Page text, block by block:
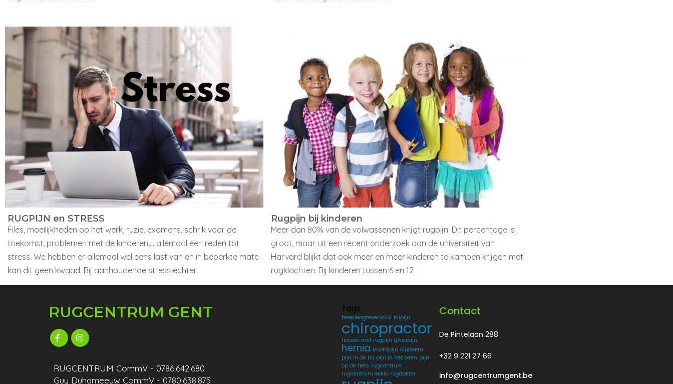
RUGPIJN en STRESS
Files, moeilijkheden op het werk, ruzie, examens, schrik voor de
toekomst, problemen met de kinderen,... allemaal een reden tot
stress. We hebben er allemaal wel eens last van en in beperkte mate
kan dit geen kwaad. Bij aanhoudende stress echter
Rugpijn bij kinderen
Meer dan 80% van de volwassenen krijgt rugpijn. Dit percentage is
groot, maar uit een recent onderzoek aan de universiteit van
Harvard blijkt dat ook meer en meer kinderen te kampen krijgen met
rugklachten. Bij kinderen tussen 6 en 12
RUGCENTRUM GENT
RUGCENTRUM CommV - 0786.642.680
Guy Duhameeuw CommV - 0780.638.875
Tags
beenlengteverschil bilpijn
chiropractor
fietsen met rugpijn groeipijn
hernia Hoofdpijn kinderen
pijn in de bil pijn in het been pijn
op de fiets rugcentrum
rugcentrum eeklo rugdokter
Contact
De Pintelaan 288
+32 9 221 27 66
info@rugcentrumgent.be